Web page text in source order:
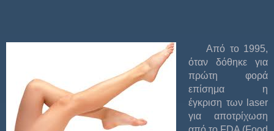
Από το 1995,
όταν δόθηκε για
πρώτη φορά
επίσημα η
έγκριση των laser
για αποτρίχωση